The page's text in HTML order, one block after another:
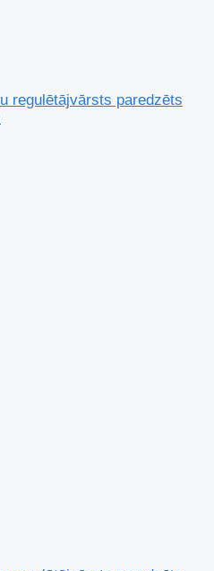
regulētājvārsts paredzēts